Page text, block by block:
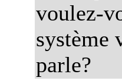
voulez-
système
parle?